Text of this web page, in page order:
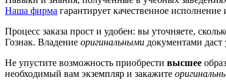
Наша фирма гарантирует качественное
Процесс заказа прост и удобен: вы уточняете,
Гознак. Владение оригинальными документами
Не упустите возможность приобрести высшее
необходимый вам экземпляр и закажите